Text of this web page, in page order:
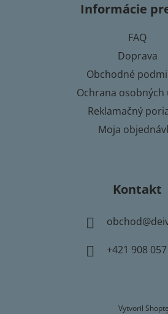
Informácie
FAQ
Doprava
Obchodné
Ochrana osobných
Reklamačný
Moja
Kontakt
obchod@
+421 908
Vytvoril